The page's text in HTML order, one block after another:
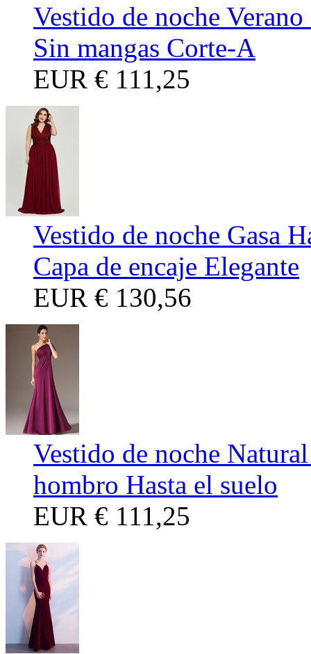
Vestido de noche
Sin mangas Corte-A
EUR € 111,25
Vestido de noche Gasa
Capa de encaje Elegante
EUR € 130,56
Vestido de noche
hombro Hasta el suelo
EUR € 111,25